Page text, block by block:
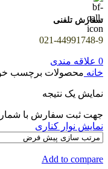
سفارش تلفنی
021-44991748-9
0 علاقه مندی
خانه محصولات برچسب
نمایش یک نتیجه
جهت ثبت سفارش با شماره تلفن ۹-۴۴۹۹۱۷۴۸-۰۲۱
نمایش نوار کناری
Add to compare